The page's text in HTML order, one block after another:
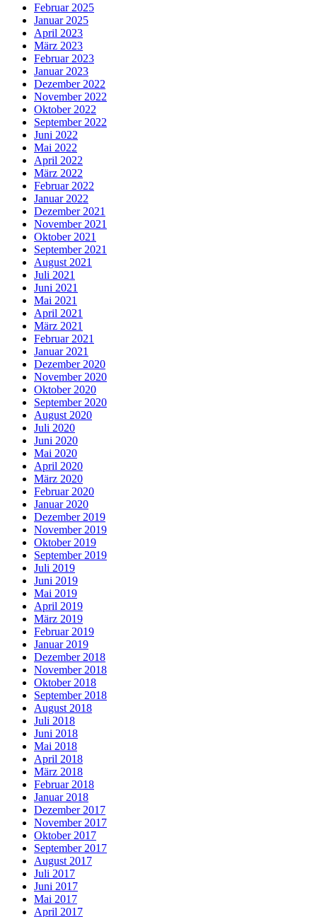
Februar 2025
Januar 2025
April 2023
März 2023
Februar 2023
Januar 2023
Dezember 2022
November 2022
Oktober 2022
September 2022
Juni 2022
Mai 2022
April 2022
März 2022
Februar 2022
Januar 2022
Dezember 2021
November 2021
Oktober 2021
September 2021
August 2021
Juli 2021
Juni 2021
Mai 2021
April 2021
März 2021
Februar 2021
Januar 2021
Dezember 2020
November 2020
Oktober 2020
September 2020
August 2020
Juli 2020
Juni 2020
Mai 2020
April 2020
März 2020
Februar 2020
Januar 2020
Dezember 2019
November 2019
Oktober 2019
September 2019
Juli 2019
Juni 2019
Mai 2019
April 2019
März 2019
Februar 2019
Januar 2019
Dezember 2018
November 2018
Oktober 2018
September 2018
August 2018
Juli 2018
Juni 2018
Mai 2018
April 2018
März 2018
Februar 2018
Januar 2018
Dezember 2017
November 2017
Oktober 2017
September 2017
August 2017
Juli 2017
Juni 2017
Mai 2017
April 2017